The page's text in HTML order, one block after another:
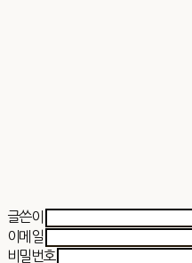
글쓴이
이메일
비밀번호